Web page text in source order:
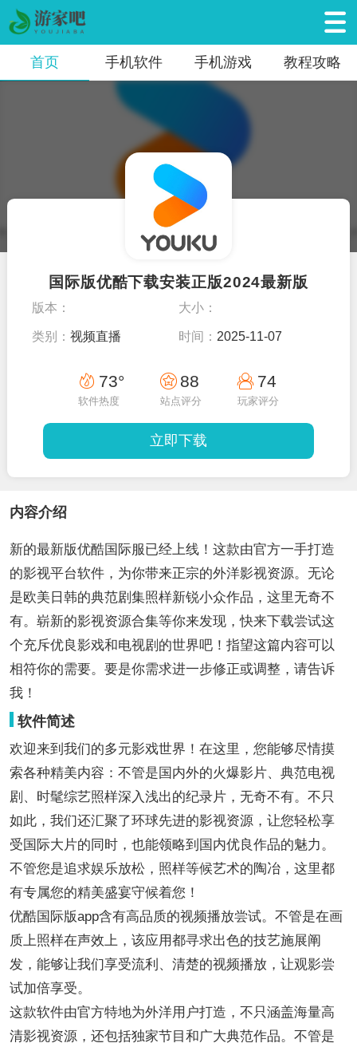
首页 手机软件 手机游戏 教程攻略
国际版优酷下载安装正版2024最新版
版本： 大小：
类别：视频直播 时间： 2025-11-07
73°
软件热度
88
站点评分
74
玩家评分
立即下载
内容介绍
新的最新版优酷国际服已经上线！这款由官方一手打造
的影视平台软件，为你带来正宗的外洋影视资源。无论
是欧美日韩的典范剧集照样新锐小众作品，这里无奇不
有。崭新的影视资源合集等你来发现，快来下载尝试这
个充斥优良影戏和电视剧的世界吧！指望这篇内容可以
相符你的需要。要是你需求进一步修正或调整，请告诉
我！
软件简述
欢迎来到我们的多元影戏世界！在这里，您能够尽情摸
索各种精美内容：不管是国内外的火爆影片、典范电视
剧、时髦综艺照样深入浅出的纪录片，无奇不有。不只
如此，我们还汇聚了环球先进的影视资源，让您轻松享
受国际大片的同时，也能领略到国内优良作品的魅力。
不管您是追求娱乐放松，照样等候艺术的陶冶，这里都
有专属您的精美盛宴守候着您！
优酷国际版app含有高品质的视频播放尝试。不管是在画
质上照样在声效上，该应用都寻求出色的技艺施展阐
发，能够让我们享受流利、清楚的视频播放，让观影尝
试加倍享受。
这款软件由官方特地为外洋用户打造，不只涵盖海量高
清影视资源，还包括独家节目和广大典范作品。不管是